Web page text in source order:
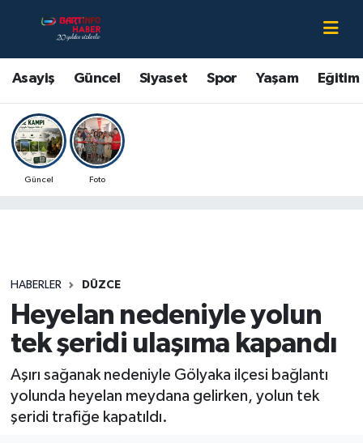
Asayiş Güncel Siyaset Spor Yaşam Eğitim
Güncel Foto
HABERLER DÜZCE
Heyelan nedeniyle yolun
tek şeridi ulaşıma kapandı
Aşırı sağanak nedeniyle Gölyaka ilçesi bağlantı
yolunda heyelan meydana gelirken, yolun tek
şeridi trafiğe kapatıldı.
Asayiş
Bartın Hakkında
Çevre
Eğitim
Kültür-Sanat
Magazin
Medya
Bartın Nöbetçi Eczaneler
Bartın Hava Durumu
Bartin Namaz Vakitleri
Bartın Trafik Yoğunluk Haritası
Son Dakika Haberleri
Haber Arşivi